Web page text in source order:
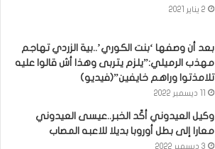
2 يناير 2021
بعد أن وصفها ‘بنت الكوري’..بية الزردي تهاجم
مهذب الرميلي:”يلزم يتربى وهذا أش قالوا عليه
تلامذتوا وراهم خايفين”(فيديو)
وكيل العيدوني أكّد الخبر..عيسى العيدوني
معارا إلى بطل أوروبا بديلا للاعبه المصاب
3 ديسمبر 2022